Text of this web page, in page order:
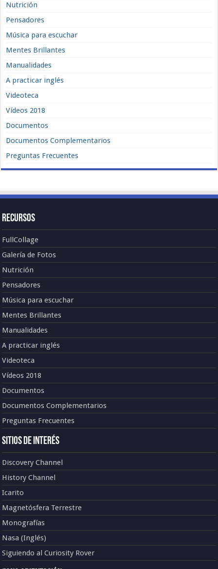
Nutrición
Pensadores
Música para escuchar
Mentes Brillantes
Manualidades
A practicar inglés
Videoteca
Vídeos 2018
Documentos
Documentos Complementarios
Preguntas Frecuentes
Recursos
FullCollage
Galería de Fotos
Nutrición
Pensadores
Música para escuchar
Mentes Brillantes
Manualidades
A practicar inglés
Videoteca
Vídeos 2018
Documentos
Documentos Complementarios
Preguntas Frecuentes
Sitios de Interés
Discovery Channel
History Channel
Icarito
Magnetósfera Terrestre
Monografías
Nasa (Inglés)
Siguiendo al Curiosity Rover